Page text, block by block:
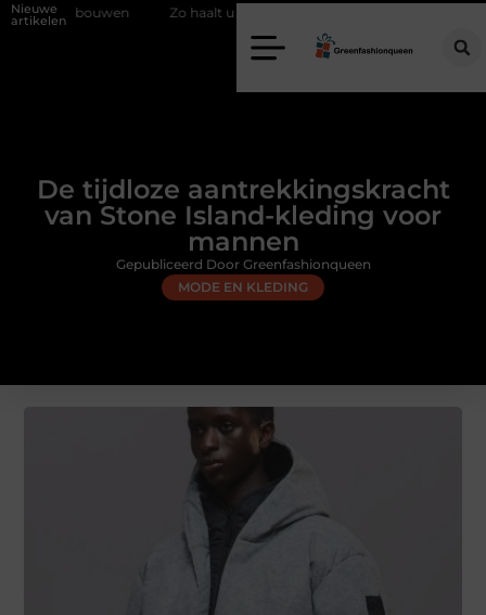
Nieuwe
artikelenZo haalt u echt vuur in huis zonder schoorsteen
De tijdloze aantrekkingskracht
van Stone Island-kleding voor
mannen
MODE EN KLEDING
Gepubliceerd Door Greenfashionqueen